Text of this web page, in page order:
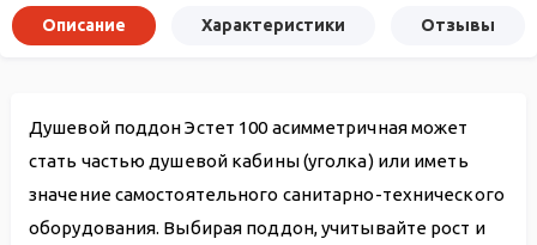
Описание Характеристики Отзывы
Душевой поддон Эстет 100 асимметричная может
стать частью душевой кабины (уголка) или иметь
значение самостоятельного санитарно-технического
оборудования. Выбирая поддон, учитывайте рост и